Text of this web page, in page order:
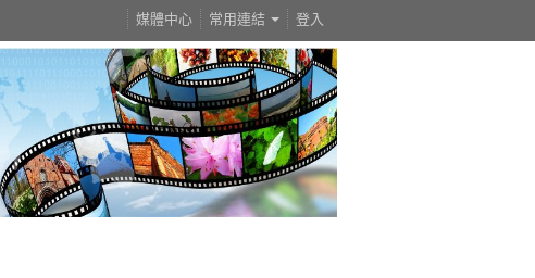
登入
媒體中心 常用連結